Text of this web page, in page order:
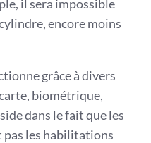
il sera impossible
encore moins
grâce à divers
biométrique,
dans le fait que les
pas les habilitations